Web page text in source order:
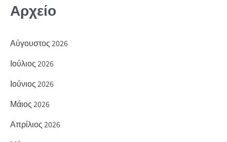
Αρχείο
Αύγουστος 2026
Ιούλιος 2026
Ιούνιος 2026
Μάιος 2026
Απρίλιος 2026